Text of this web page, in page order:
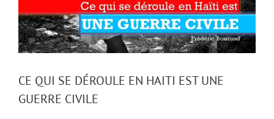
CE QUI SE DÉROULE EN HAITI EST UNE
GUERRE CIVILE